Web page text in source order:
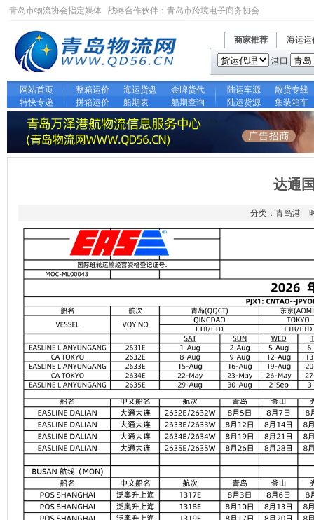
青岛市物流协会指定媒体 战略合作伙伴： 青岛市跨境电子商务协会
商家推荐 海运运
港口
网站首页 整箱运价 海运货盘 金牌货代 陆运车源
散货专线
特快专递
拼箱运价 船期表 船期查询 陆运货源 集装箱车
达通
分类：青岛港